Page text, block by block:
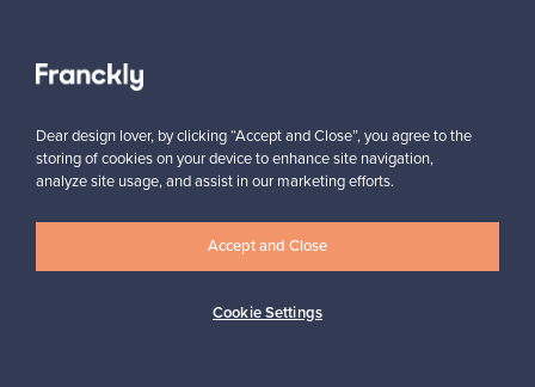
Ostajille
Dear design lover, by clicking “Accept and Close”, you agree to the
storing of cookies on your device to enhance site navigation,
analyze site usage, and assist in our marketing efforts.
Cookie Settings
Accept and Close